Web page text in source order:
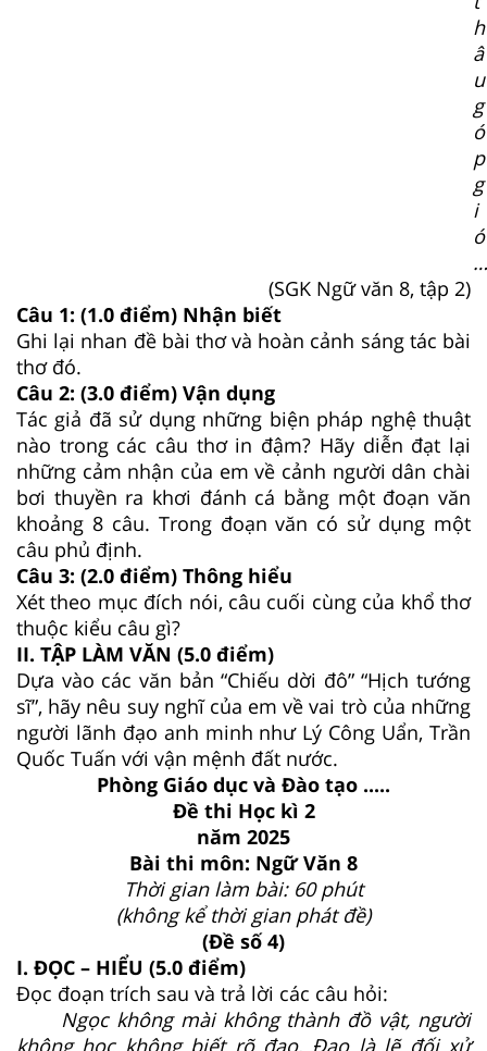
h
â
u
g
ó
p
g
i
ó
…
(SGK Ngữ văn 8, tập 2)
Câu 1: (1.0 điểm) Nhận biết
Ghi lại nhan đề bài thơ và hoàn cảnh sáng tác bài
thơ đó.
Câu 2: (3.0 điểm) Vận dụng
Tác giả đã sử dụng những biện pháp nghệ thuật
nào trong các câu thơ in đậm? Hãy diễn đạt lại
những cảm nhận của em về cảnh người dân chài
bơi thuyền ra khơi đánh cá bằng một đoạn văn
khoảng 8 câu. Trong đoạn văn có sử dụng một
câu phủ định.
Câu 3: (2.0 điểm) Thông hiểu
Xét theo mục đích nói, câu cuối cùng của khổ thơ
thuộc kiểu câu gì?
II. TẬP LÀM VĂN (5.0 điểm)
Dựa vào các văn bản “Chiếu dời đô” “Hịch tướng
sĩ”, hãy nêu suy nghĩ của em về vai trò của những
người lãnh đạo anh minh như Lý Công Uẩn, Trần
Quốc Tuấn với vận mệnh đất nước.
Phòng Giáo dục và Đào tạo .....
Đề thi Học kì 2
năm 2025
Bài thi môn: Ngữ Văn 8
Thời gian làm bài: 60 phút
(không kể thời gian phát đề)
(Đề số 4)
I. ĐỌC – HIỂU (5.0 điểm)
Đọc đoạn trích sau và trả lời các câu hỏi:
Ngọc không mài không thành đồ vật, người
không học không biết rõ đạo. Đạo là lẽ đối xử